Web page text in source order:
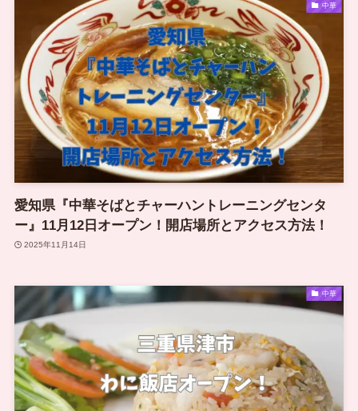
中華
愛知県『中華そばとチャーハントレーニングセンタ
ー』11月12日オープン！開店場所とアクセス方法！
2025年11月14日
中華